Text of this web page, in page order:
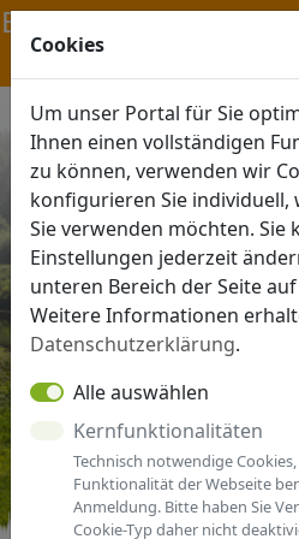
Cookies
Um unser Portal für Sie
Ihnen einen vollständigen
zu können, verwenden wir
konfigurieren Sie individuell,
Sie verwenden möchten. Sie
Einstellungen jederzeit
unteren Bereich der Seite
Weitere Informationen
Datenschutzerklärung.
Alle auswählen
Kernfunktionalitäten
Technisch notwendige
Funktionalität der Webseite
Anmeldung. Bitte haben Sie
Cookie-Typ daher nicht
Navigation ein-/ausblenden
MENÜ